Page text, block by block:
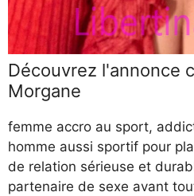
Découvrez l'annonce
Morgane
femme accro au sport,
homme aussi sportif pour
de relation sérieuse et
partenaire de sexe avant